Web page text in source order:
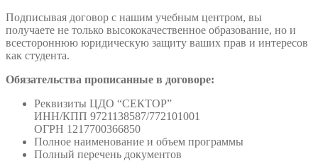
Подписывая договор с нашим учебным центром, вы
получаете не только высококачественное образование, но и
всестороннюю юридическую защиту ваших прав и интересов
как студента.
Обязательства прописанные в договоре:
Реквизиты ЦДО “СЕКТОР”
ИНН/КПП 9721138587/772101001
ОГРН 1217700366850
Полное наименование и объем программы
Полный перечень документов